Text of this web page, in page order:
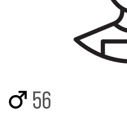
56